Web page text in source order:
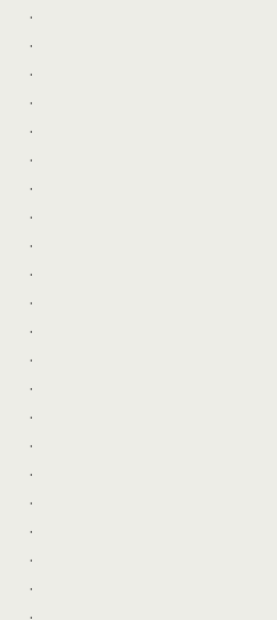
.
.
.
.
.
.
.
.
.
.
.
.
.
.
.
.
.
.
.
.
.
.